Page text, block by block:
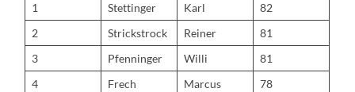
1 Stettinger Karl
82
2
Strickstrock Reiner
81
3
Pfenninger Willi
81
4
Frech Marcus
78